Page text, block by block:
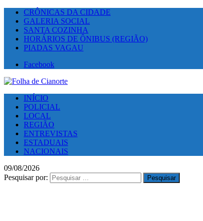
CRÔNICAS DA CIDADE
GALERIA SOCIAL
SANTA COZINHA
HORÁRIOS DE ÔNIBUS (REGIÃO)
PIADAS VAGAU
Facebook
INÍCIO
POLICIAL
LOCAL
REGIÃO
ENTREVISTAS
ESTADUAIS
NACIONAIS
09/08/2026
Pesquisar por: